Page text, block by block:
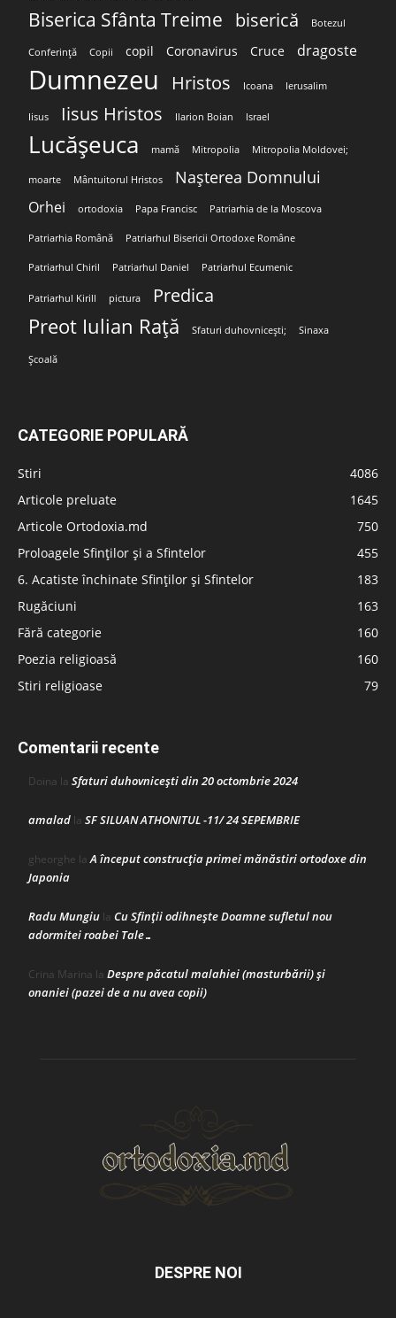
Biserica Sfânta Treime biserică Botezul
Conferință Copii copil Coronavirus Cruce dragoste
Dumnezeu Hristos Icoana Ierusalim
Iisus Iisus Hristos Ilarion Boian Israel
Lucășeuca mamă Mitropolia Mitropolia Moldovei;
moarte Mântuitorul Hristos Nașterea Domnului
Orhei ortodoxia Papa Francisc Patriarhia de la Moscova
Patriarhia Română Patriarhul Bisericii Ortodoxe Române
Patriarhul Chiril Patriarhul Daniel Patriarhul Ecumenic
Patriarhul Kirill pictura Predica
Preot Iulian Rață Sfaturi duhovnicești; Sinaxa
Școală
CATEGORIE POPULARĂ
Stiri
4086
Articole preluate
1645
Articole Ortodoxia.md
750
Proloagele Sfinților și a Sfintelor
455
6. Acatiste închinate Sfinților și Sfintelor
183
Rugăciuni
163
Fără categorie
160
Poezia religioasă
160
Stiri religioase
79
Comentarii recente
Doina la Sfaturi duhovnicești din 20 octombrie 2024
amalad la SF SILUAN ATHONITUL -11/ 24 SEPEMBRIE
gheorghe laA început construcţia primei mănăstiri ortodoxe din
Japonia
Radu Mungiu la Cu Sfinții odihnește Doamne sufletul nou
adormitei roabei Tale…
Crina Marina la Despre păcatul malahiei (masturbării) şi
onaniei (pazei de a nu avea copii)
DESPRE NOI